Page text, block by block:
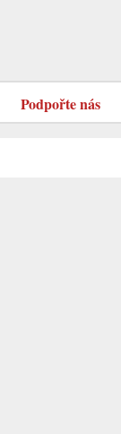
Podpořte nás